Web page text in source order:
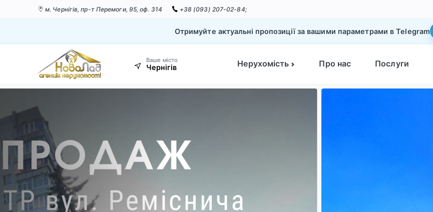
м. Чернігів, пр-т Перемоги, 95, оф. 314 +38 (093) 207-02-84;
Отримуйте актуальні пропозиції за вашими параметрами в Telegram
Ваше місто
Чернігів Нерухомість Про нас Послуги